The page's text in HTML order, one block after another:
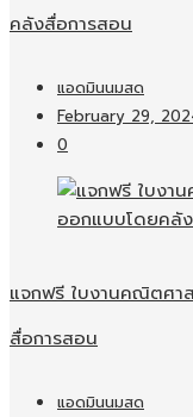
คลังสื่อการสอน
แอดมินนมสด
February 29,
0
แจกฟรี ใบงานคณิตศา
สื่อการสอน
แอดมินนมสด